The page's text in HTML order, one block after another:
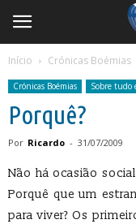
Início Crónicas Boémias
Crónicas Boémias Sobre tudo
Porquê?
Por Ricardo - 31/07/2009
Não há ocasião
Porquê que um
para viver? Os